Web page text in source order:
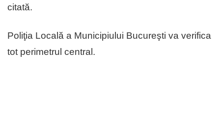
citată.
Poliţia Locală a Municipiului Bucureşti va verifica
tot perimetrul central.